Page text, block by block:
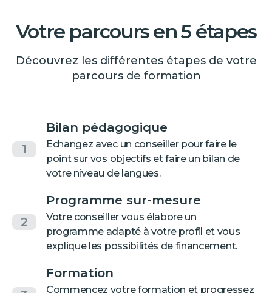
Votre parcours en 5 étapes
Découvrez les différentes étapes de votre
parcours de formation
1
Bilan pédagogique
Echangez avec un conseiller pour faire le
point sur vos objectifs et faire un bilan de
votre niveau de langues.
2
Programme sur-mesure
Votre conseiller vous élabore un
programme adapté à votre profil et vous
explique les possibilités de financement.
Formation
Commencez votre formation et progressez